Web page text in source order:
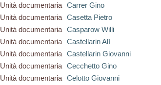
Unità documentaria
Carrer Gino
Unità documentaria
Casetta Pietro
Unità documentaria
Casparow Willi
Unità documentaria
Castellarin Alì
Unità documentaria
Castellarin Giovanni
Unità documentaria
Cecchetto Gino
Unità documentaria
Celotto Giovanni